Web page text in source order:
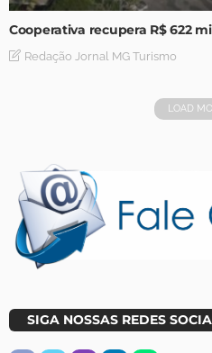
Cooperativa recupera R$ 622
Redação Jornal MG Turismo
LOAD
SIGA NOSSAS REDES